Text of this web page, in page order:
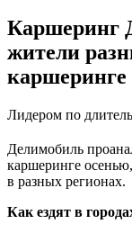
Каршеринг
жители
каршеринге
Лидером по
Делимобиль
каршеринге
в разных регионах.
Как ездят в